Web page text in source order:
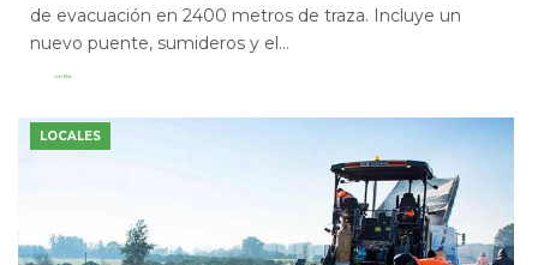
de evacuación en 2400 metros de traza. Incluye un
nuevo puente, sumideros y el...
Leer Más
LOCALES